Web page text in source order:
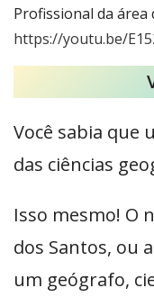
Profissional da área
https://youtu.be/
Você sabia que
das ciências
Isso mesmo! O
dos Santos, ou
um geógrafo,